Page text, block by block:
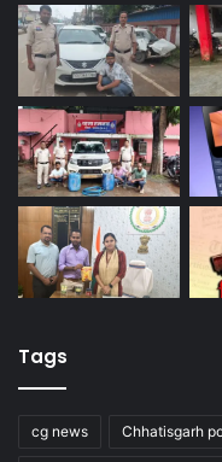
Tags
cg news Chhatisgarh